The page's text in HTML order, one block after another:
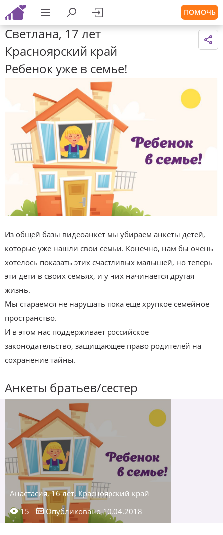
ПОМОЧЬ
Светлана, 17 лет
Красноярский край
Ребенок уже в семье!
Из общей базы видеоанкет мы убираем анкеты детей,
которые уже нашли свои семьи. Конечно, нам бы очень
хотелось показать этих счастливых малышей, но теперь
эти дети в своих семьях, и у них начинается другая
жизнь.
Мы стараемся не нарушать пока еще хрупкое семейное
пространство.
И в этом нас поддерживает российское
законодательство, защищающее право родителей на
сохранение тайны.
Анкеты братьев/сестер
Анастасия, 16 лет, Красноярский край
15
Опубликовано 10.04.2018